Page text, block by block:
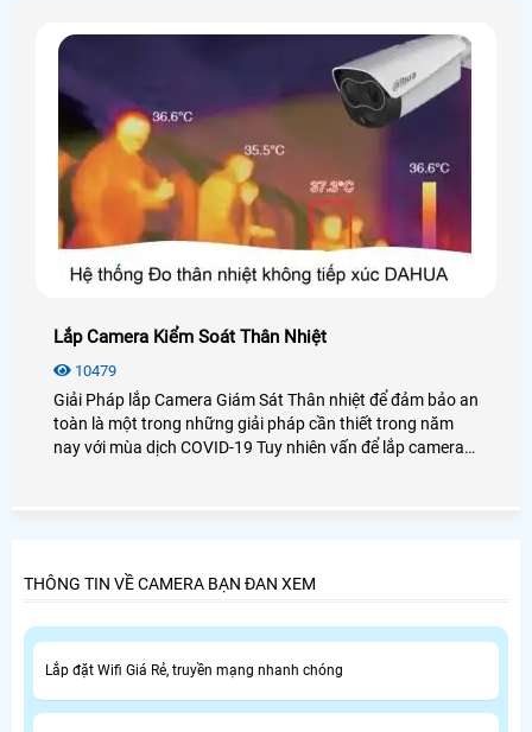
Lắp Camera Kiểm Soát Thân Nhiệt
10479
Giải Pháp lắp Camera Giám Sát Thân nhiệt để đảm bảo an
toàn là một trong những giải pháp cần thiết trong năm
nay với mùa dịch COVID-19 Tuy nhiên vấn để lắp camera
THÔNG TIN VỀ CAMERA BẠN ĐAN XEM
Lắp đặt Wifi Giá Rẻ, truyền mạng nhanh chóng